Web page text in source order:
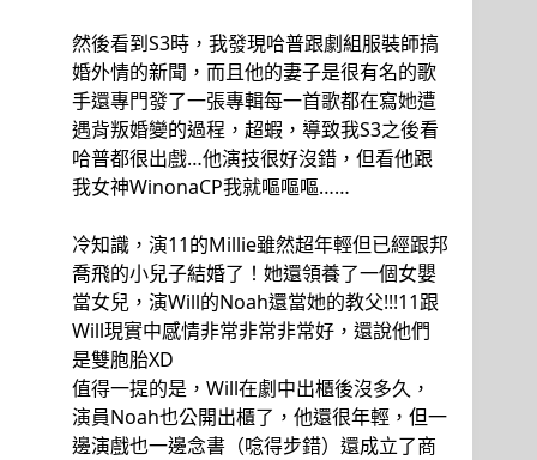
然後看到S3時，我發現哈普跟劇組服裝師搞
婚外情的新聞，而且他的妻子是很有名的歌
手還專門發了一張專輯每一首歌都在寫她遭
遇背叛婚變的過程，超蝦，導致我S3之後看
哈普都很出戲…他演技很好沒錯，但看他跟
我女神WinonaCP我就嘔嘔嘔……
冷知識，演11的Millie雖然超年輕但已經跟邦
喬飛的小兒子結婚了！她還領養了一個女嬰
當女兒，演Will的Noah還當她的教父!!!11跟
Will現實中感情非常非常非常好，還說他們
是雙胞胎XD
值得一提的是，Will在劇中出櫃後沒多久，
演員Noah也公開出櫃了，他還很年輕，但一
邊演戲也一邊念書（唸得步錯）還成立了商